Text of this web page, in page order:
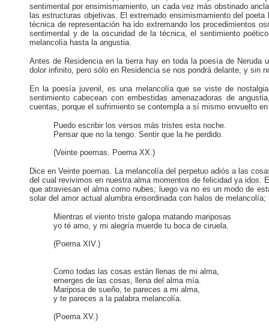
sentimental por ensimismamiento, un cada vez más obstinado
las estructuras objetivas. El extremado ensimismamiento del
técnica de representación ha ido extremando los procedimientos
sentimental y de la oscuridad de la técnica, el sentimiento
melancolía hasta la angustia.
Antes de Residencia en la tierra hay en toda la poesía de
dolor infinito, pero sólo en Residencia se nos pondrá delante, y sin
En la poesía juvenil, es una melancolía que se viste de
sentimiento cabecean con embestidas amenazadoras de
cuentas, porque el sufrimiento se contempla a sí mismo envuelto
Puedo escribir los versos más tristes esta noche.
Pensar que no la tengo. Sentir que la he perdido.
(Veinte poemas. Poema XX.)
Dice en Veinte poemas. La melancolía del perpetuo adiós a las
del cual revivimos en nuestra alma momentos de felicidad ya idos.
que atraviesan el alma como nubes; luego va no es un modo de
solar del amor actual alumbra ensordinada con halos de
Mientras el viento triste galopa matando mariposas
yo té amo, y mi alegría muerde tu boca de ciruela.
(Poema XIV.)
Como todas las cosas están llenas de mi alma,
emerges de las cosas, llena del alma mía.
Mariposa de sueño, te pareces a mi alma,
y te pareces a la palabra melancolía.
(Poema XV.)